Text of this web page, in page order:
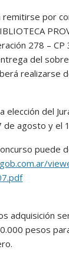
remitirse por
278 –
del
realizarse
elección del
de agosto y el
puede
adquisición
pesos